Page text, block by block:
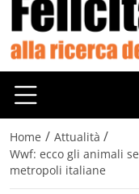
Home / Attualità /
Wwf: ecco gli animali
metropoli italiane